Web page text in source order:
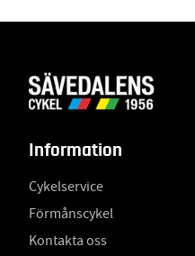
Information
Cykelservice
Förmånscykel
Kontakta oss